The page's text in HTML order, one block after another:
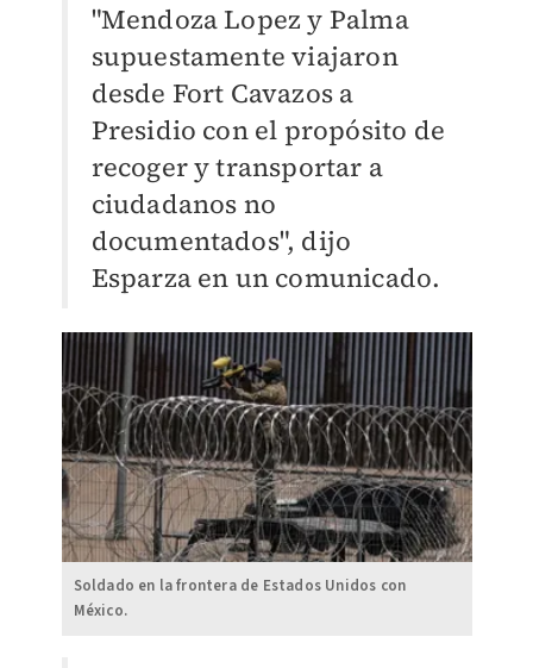
"Mendoza Lopez y Palma
supuestamente viajaron
desde Fort Cavazos a
Presidio con el propósito de
recoger y transportar a
ciudadanos no
documentados", dijo
Esparza en un comunicado.
Soldado en la frontera de Estados Unidos con
México.